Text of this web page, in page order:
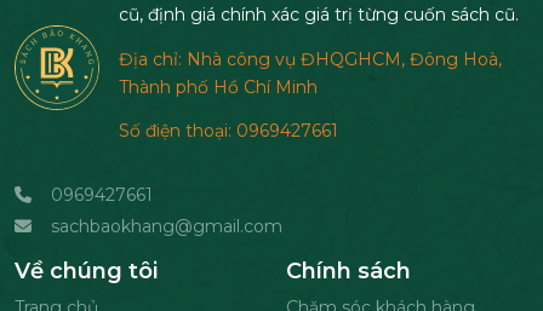
cũ, định giá chính xác giá trị từng cuốn sách cũ.
Địa chỉ: Nhà công vụ ĐHQGHCM, Đông Hoà,
Thành phố Hồ Chí Minh
Số điện thoại: 0969427661
0969427661
sachbaokhang@gmail.com
Về chúng tôi Chính sách